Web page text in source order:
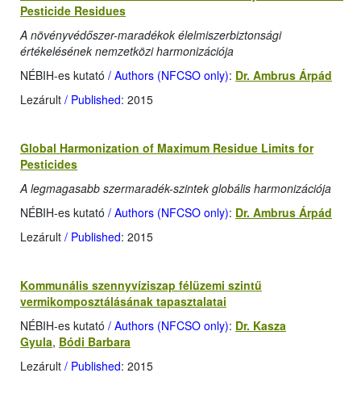
Pesticide Residues
A növényvédőszer-maradékok élelmiszerbiztonsági
értékelésének nemzetközi harmonizációja
NÉBIH-es kutató / Authors (NFCSO only): Dr. Ambrus Árpád
Lezárult / Published: 2015
Global Harmonization of Maximum Residue Limits for
Pesticides
A legmagasabb szermaradék-szintek globális harmonizációja
NÉBIH-es kutató / Authors (NFCSO only): Dr. Ambrus Árpád
Lezárult / Published: 2015
Kommunális szennyvíziszap félüzemi szintű
vermikomposztálásának tapasztalatai
NÉBIH-es kutató / Authors (NFCSO only): Dr. Kasza
Gyula, Bódi Barbara
Lezárult / Published: 2015